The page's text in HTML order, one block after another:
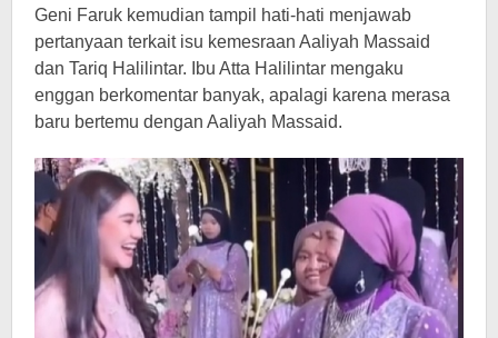
Geni Faruk kemudian tampil hati-hati menjawab
pertanyaan terkait isu kemesraan Aaliyah Massaid
dan Tariq Halilintar. Ibu Atta Halilintar mengaku
enggan berkomentar banyak, apalagi karena merasa
baru bertemu dengan Aaliyah Massaid.